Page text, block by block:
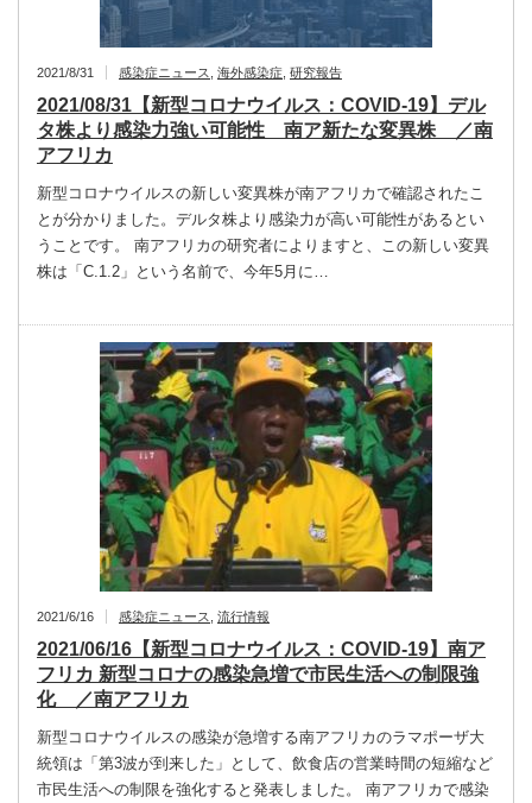
2021/8/31 感染症ニュース 海外感染症 研究報告
2021/08/31【新型コロナウイルス：COVID-19】デル
タ株より感染力強い可能性 南ア新たな変異株 ／南
アフリカ
新型コロナウイルスの新しい変異株が南アフリカで確認されたこ
とが分かりました。デルタ株より感染力が高い可能性があるとい
うことです。 南アフリカの研究者によりますと、この新しい変異
株は「C.1.2」という名前で、今年5月に…
2021/6/16 感染症ニュース 流行情報
2021/06/16【新型コロナウイルス：COVID-19】南ア
フリカ 新型コロナの感染急増で市民生活への制限強
化 ／南アフリカ
新型コロナウイルスの感染が急増する南アフリカのラマポーザ大
統領は「第3波が到来した」として、飲食店の営業時間の短縮など
市民生活への制限を強化すると発表しました。 南アフリカで感染